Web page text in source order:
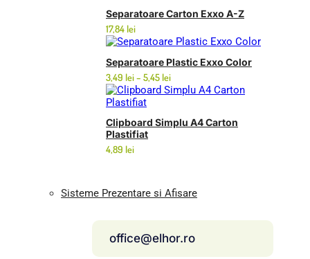
Separatoare Carton Exxo A-Z
17,84lei
Separatoare Plastic Exxo Color
3,49 lei– 5,45leiInterval
de
până
Clipboard Simplu A4 Carton
Plastifiat
4,89 lei
Sisteme Prezentare si Afisare
office@elhor.ro